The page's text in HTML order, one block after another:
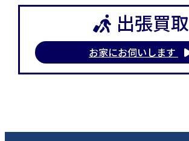
出張買取
お家にお伺いします